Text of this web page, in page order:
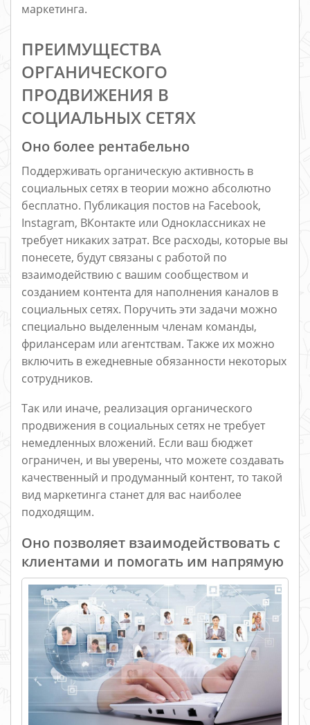
маркетинга.
ПРЕИМУЩЕСТВА
ОРГАНИЧЕСКОГО
ПРОДВИЖЕНИЯ В
СОЦИАЛЬНЫХ СЕТЯХ
Оно более рентабельно
Поддерживать органическую активность в
социальных сетях в теории можно абсолютно
бесплатно. Публикация постов на Facebook,
Instagram, ВКонтакте или Одноклассниках не
требует никаких затрат. Все расходы, которые вы
понесете, будут связаны с работой по
взаимодействию с вашим сообществом и
созданием контента для наполнения каналов в
социальных сетях. Поручить эти задачи можно
специально выделенным членам команды,
фрилансерам или агентствам. Также их можно
включить в ежедневные обязанности некоторых
сотрудников.
Так или иначе, реализация органического
продвижения в социальных сетях не требует
немедленных вложений. Если ваш бюджет
ограничен, и вы уверены, что можете создавать
качественный и продуманный контент, то такой
вид маркетинга станет для вас наиболее
подходящим.
Оно позволяет взаимодействовать с
клиентами и помогать им напрямую